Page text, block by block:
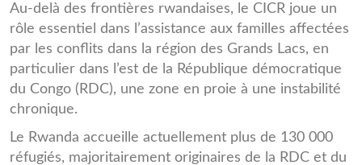
Au-delà des frontières rwandaises, le CICR joue un
rôle essentiel dans l’assistance aux familles affectées
par les conflits dans la région des Grands Lacs, en
particulier dans l’est de la République démocratique
du Congo (RDC), une zone en proie à une instabilité
chronique.
Le Rwanda accueille actuellement plus de 130 000
réfugiés, majoritairement originaires de la RDC et du